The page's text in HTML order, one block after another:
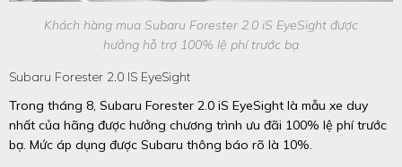
Khách hàng mua Subaru Forester 2.0 iS EyeSight được
hưởng hỗ trợ 100% lệ phí trước bạ
Subaru Forester 2.0 IS EyeSight
Trong tháng 8, Subaru Forester 2.0 iS EyeSight là mẫu xe duy
nhất của hãng được hưởng chương trình ưu đãi 100% lệ phí trước
bạ. Mức áp dụng được Subaru thông báo rõ là 10%.